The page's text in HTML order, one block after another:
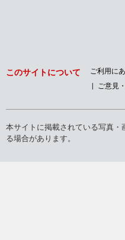
このサイトについて ご利用に
ご意見
本サイトに掲載されている写真
る場合があります。